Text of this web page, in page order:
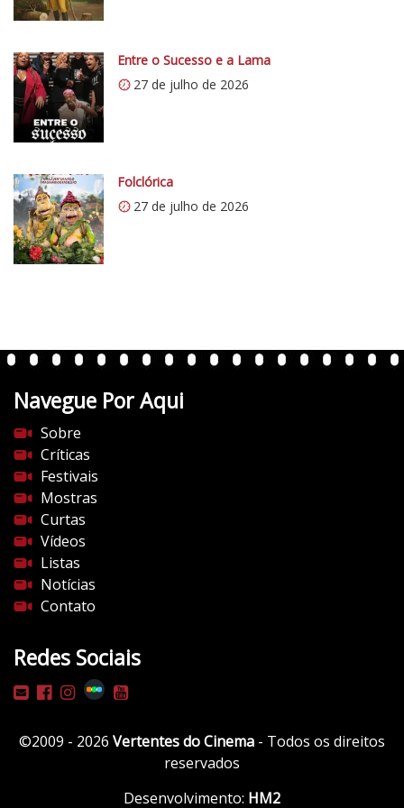
/
0
.
w
p
.
o
m
/
v
e
n
e
d
o
c
i
n
e
m
a
.
o
m
/
p
Entre o Sucesso e a Lama
27 de julho de 2026
Folclórica
27 de julho de 2026
Navegue Por Aqui
Sobre
Críticas
Festivais
Mostras
Curtas
Vídeos
Listas
Notícias
Contato
Redes Sociais
©2009 - 2026 Vertentes do Cinema - Todos os direitos
reservados
Desenvolvimento: HM2